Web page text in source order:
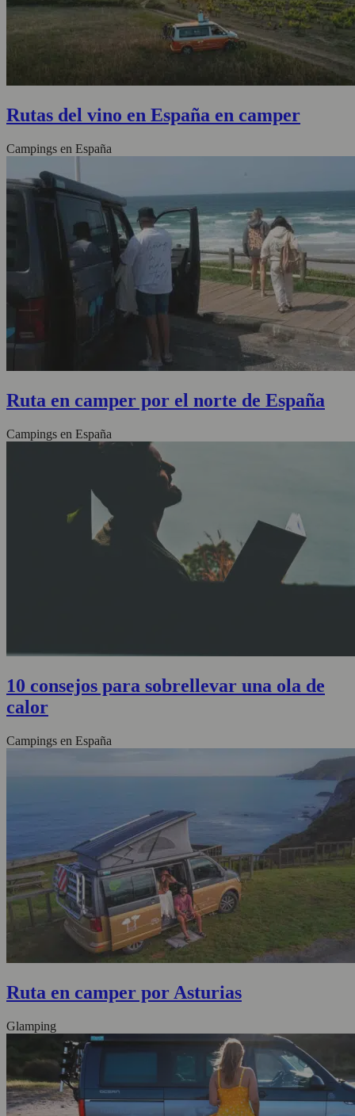
Rutas del vino en España en camper
Campings en España
Ruta en camper por el norte de España
Campings en España
10 consejos para sobrellevar una ola de
calor
Campings en España
Ruta en camper por Asturias
Glamping